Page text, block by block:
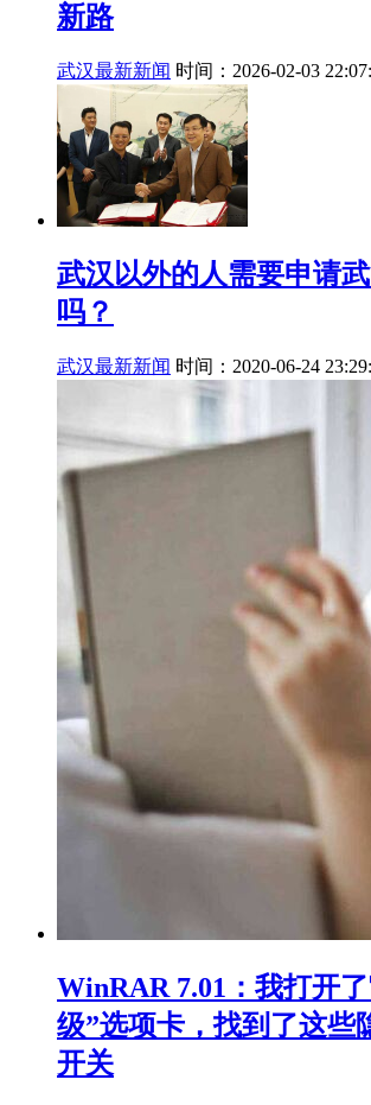
新路
武汉最新新闻 时间：2026-02-03
武汉以外的人需要申请
吗？
武汉最新新闻 时间：2020-06-24
WinRAR 7.01：我打开
级”选项卡，找到了这些
开关